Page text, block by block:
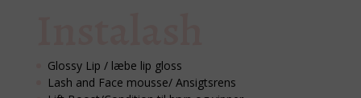
Glossy Lip / læbe lip gloss
Lash and Face mousse/ Ansigtsrens